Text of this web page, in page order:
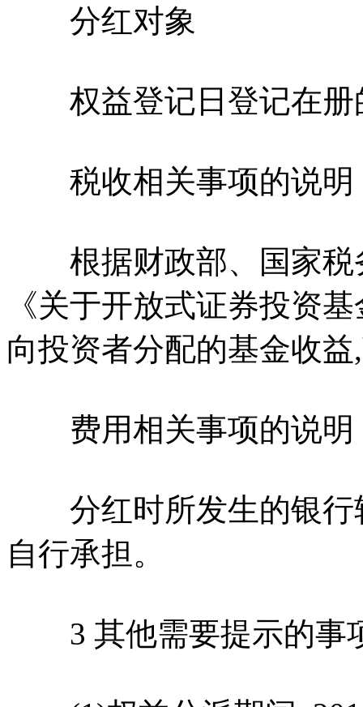
分红对象
权益登记日登记在册
税收相关事项的说明
根据财政部、国家税
《关于开放式证券投资
向投资者分配的基金收
费用相关事项的说明
分红时所发生的银行
自行承担。
3 其他需要提示的事